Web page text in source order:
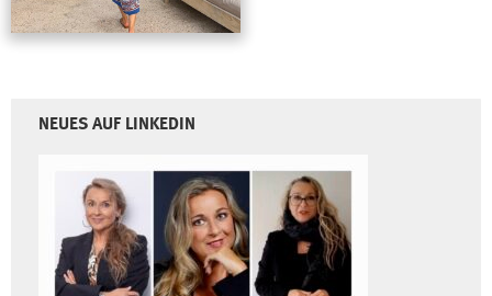
NEUES AUF LINKEDIN